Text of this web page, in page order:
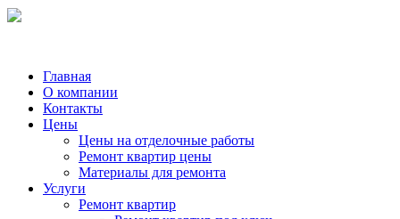
Главная
О компании
Контакты
Цены
Цены на отделочные работы
Ремонт квартир цены
Материалы для ремонта
Услуги
Ремонт квартир